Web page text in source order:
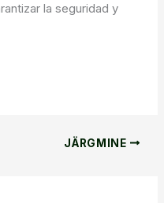
la seguridad y
JÄRGMINE